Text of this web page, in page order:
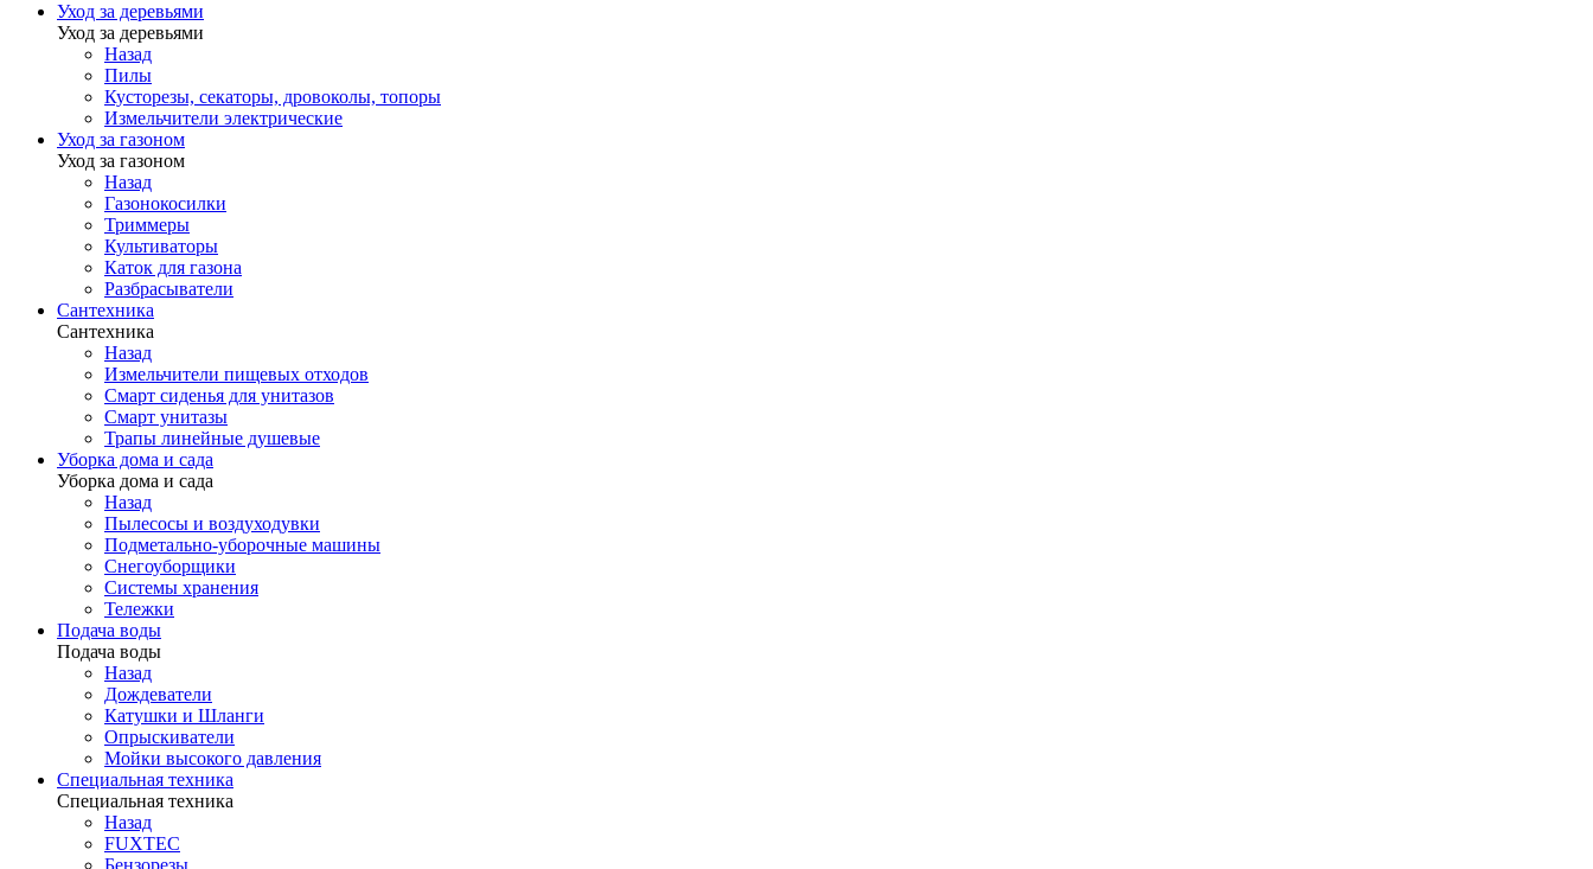
Уход за деревьями
Уход за деревьями
Назад
Пилы
Кусторезы, секаторы, дровоколы, топоры
Измельчители электрические
Уход за газоном
Уход за газоном
Назад
Газонокосилки
Триммеры
Культиваторы
Каток для газона
Разбрасыватели
Сантехника
Сантехника
Назад
Измельчители пищевых отходов
Смарт сиденья для унитазов
Смарт унитазы
Трапы линейные душевые
Уборка дома и сада
Уборка дома и сада
Назад
Пылесосы и воздуходувки
Подметально-уборочные машины
Снегоуборщики
Системы хранения
Тележки
Подача воды
Подача воды
Назад
Дождеватели
Катушки и Шланги
Опрыскиватели
Мойки высокого давления
Специальная техника
Специальная техника
Назад
FUXTEC
Бензорезы